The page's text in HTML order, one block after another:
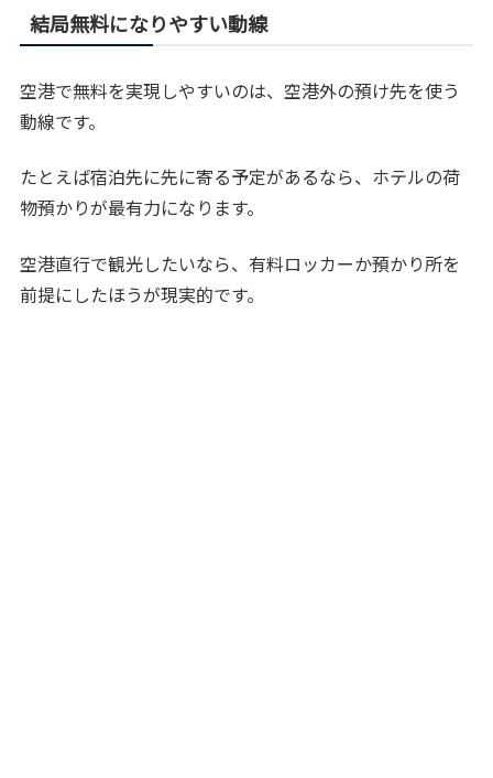
結局無料になりやすい動線
空港で無料を実現しやすいのは、空港外の預け先を使う
動線です。
たとえば宿泊先に先に寄る予定があるなら、ホテルの荷
物預かりが最有力になります。
空港直行で観光したいなら、有料ロッカーか預かり所を
前提にしたほうが現実的です。